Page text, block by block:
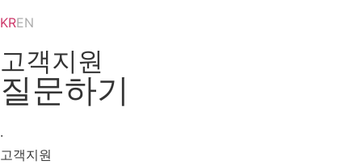
KREN
고객지원
질문하기
·
고객지원